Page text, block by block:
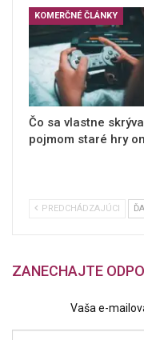
KOMERČNÉ ČLÁNKY
Čo sa vlastne
pojmom staré hry
PREDCHÁDZAJÚCI
ZANECHAJTE
Vaša e-